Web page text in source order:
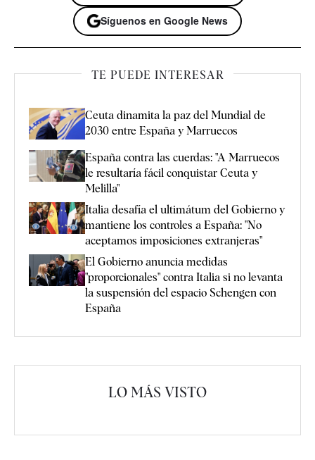
Síguenos en Google News
TE PUEDE INTERESAR
Ceuta dinamita la paz del Mundial de
2030 entre España y Marruecos
España contra las cuerdas: "A Marruecos
le resultaría fácil conquistar Ceuta y
Melilla"
Italia desafía el ultimátum del Gobierno y
mantiene los controles a España: "No
aceptamos imposiciones extranjeras"
El Gobierno anuncia medidas
"proporcionales" contra Italia si no levanta
la suspensión del espacio Schengen con
España
LO MÁS VISTO